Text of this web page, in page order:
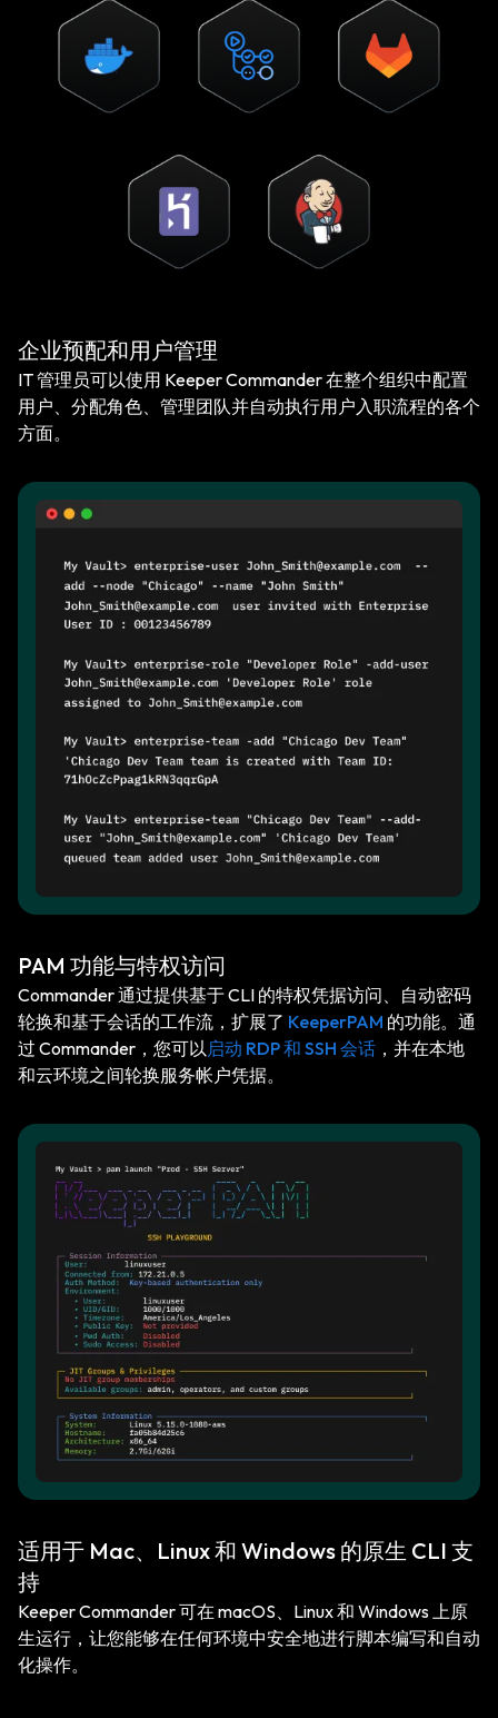
企业预配和用户管理
IT 管理员可以使用 Keeper Commander 在整个组织中配置
用户、分配角色、管理团队并自动执行用户入职流程的各个
方面。
PAM 功能与特权访问
Commander 通过提供基于 CLI 的特权凭据访问、自动密码
轮换和基于会话的工作流，扩展了 KeeperPAM 的功能。通
过 Commander，您可以启动 RDP 和 SSH 会话 ，并在本地
和云环境之间轮换服务帐户凭据。
适用于 Mac、Linux 和 Windows 的原生 CLI 支
持
Keeper Commander 可在 macOS、Linux 和 Windows 上原
生运行，让您能够在任何环境中安全地进行脚本编写和自动
化操作。